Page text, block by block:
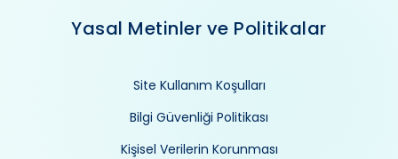
Yasal Metinler ve Politikalar
Site Kullanım Koşulları
Bilgi Güvenliği Politikası
Kişisel Verilerin Korunması